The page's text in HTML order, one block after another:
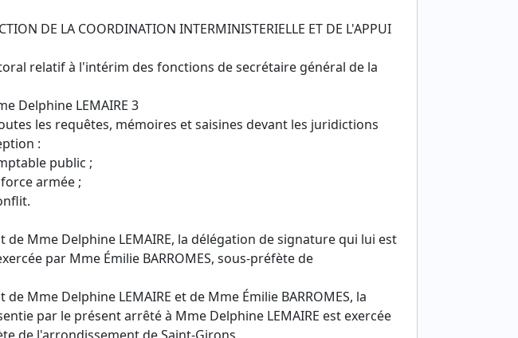
DE LA COORDINATION INTERMINISTERIELLE ET DE L'APPUI
relatif à l'intérim des fonctions de secrétaire général de la
Delphine LEMAIRE 3
les requêtes, mémoires et saisines devant les juridictions
:
public ;
armée ;
de Mme Delphine LEMAIRE, la délégation de signature qui lui est
par Mme Émilie BARROMES, sous-préfète de
Mme Delphine LEMAIRE et de Mme Émilie BARROMES, la
par le présent arrêté à Mme Delphine LEMAIRE est exercée